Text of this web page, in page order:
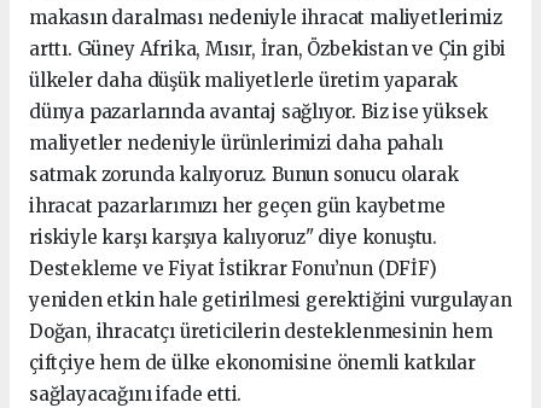
makasın daralması nedeniyle ihracat maliyetlerimiz
arttı. Güney Afrika, Mısır, İran, Özbekistan ve Çin gibi
ülkeler daha düşük maliyetlerle üretim yaparak
dünya pazarlarında avantaj sağlıyor. Biz ise yüksek
maliyetler nedeniyle ürünlerimizi daha pahalı
satmak zorunda kalıyoruz. Bunun sonucu olarak
ihracat pazarlarımızı her geçen gün kaybetme
riskiyle karşı karşıya kalıyoruz" diye konuştu.
Destekleme ve Fiyat İstikrar Fonu’nun (DFİF)
yeniden etkin hale getirilmesi gerektiğini vurgulayan
Doğan, ihracatçı üreticilerin desteklenmesinin hem
çiftçiye hem de ülke ekonomisine önemli katkılar
sağlayacağını ifade etti.